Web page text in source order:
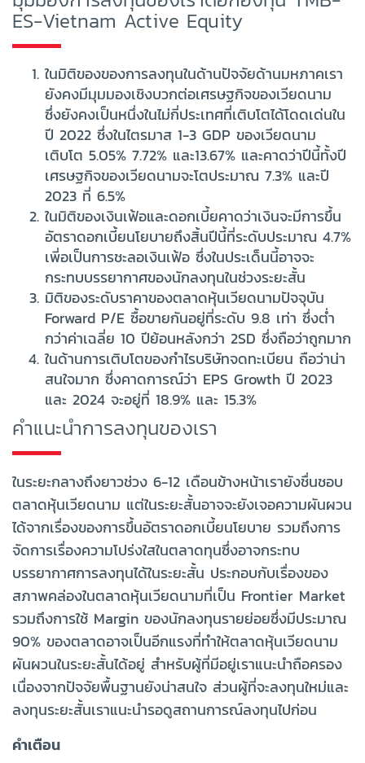
ES-Vietnam Active Equity
ในมิติของของการลงทุนในด้านปัจจัยด้านมหภาคเรา
ยังคงมีมุมมองเชิงบวกต่อเศรษฐกิจของเวียดนาม
ซึ่งยังคงเป็นหนึ่งในไม่กี่ประเทศที่เติบโตได้โดดเด่นใน
ปี 2022 ซึ่งในไตรมาส 1-3 GDP ของเวียดนาม
เติบโต 5.05% 7.72% และ13.67% และคาดว่าปีนี้ทั้งปี
เศรษฐกิจของเวียดนามจะโตประมาณ 7.3% และปี
2023 ที่ 6.5%
ในมิติของเงินเฟ้อและดอกเบี้ยคาดว่าเงินจะมีการขึ้น
อัตราดอกเบี้ยนโยบายถึงสิ้นปีนี้ที่ระดับประมาณ 4.7%
เพี่อเป็นการชะลอเงินเฟ้อ ซึ่งในประเด็นนี้อาจจะ
กระทบบรรยากาศของนักลงทุนในช่วงระยะสั้น
มิติของระดับราคาของตลาดหุ้นเวียดนามปัจจุบัน
Forward P/E ซื้อขายกันอยู่ที่ระดับ 9.8 เท่า ซึ่งต่ำ
กว่าค่าเฉลี่ย 10 ปีย้อนหลังกว่า 2SD ซึ่งถือว่าถูกมาก
ในด้านการเติบโตของกำไรบริษัทจดทะเบียน ถือว่าน่า
สนใจมาก ซึ่งคาดการณ์ว่า EPS Growth ปี 2023
และ 2024 จะอยู่ที่ 18.9% และ 15.3%
คำแนะนำการลงทุนของเรา
ในระยะกลางถึงยาวช่วง 6-12 เดือนข้างหน้าเรายังชื่นชอบ
ตลาดหุ้นเวียดนาม แต่ในระยะสั้นอาจจะยังเจอความผันผวน
ได้จากเรื่องของการขึ้นอัตราดอกเบี้ยนโยบาย รวมถึงการ
จัดการเรื่องความโปร่งใสในตลาดทุนซึ่งอาจกระทบ
บรรยากาศการลงทุนได้ในระยะสั้น ประกอบกับเรื่องของ
สภาพคล่องในตลาดหุ้นเวียดนามที่เป็น Frontier Market
รวมถึงการใช้ Margin ของนักลงทุนรายย่อยซึ่งมีประมาณ
90% ของตลาดอาจเป็นอีกแรงที่ทำให้ตลาดหุ้นเวียดนาม
ผันผวนในระยะสั้นได้อยู่ สำหรับผู้ที่มีอยู่เราแนะนำถือครอง
เนื่องจากปัจจัยพื้นฐานยังน่าสนใจ ส่วนผู้ที่จะลงทุนใหม่และ
ลงทุนระยะสั้นเราแนะนำรอดูสถานการณ์ลงทุนไปก่อน
คำเตือน